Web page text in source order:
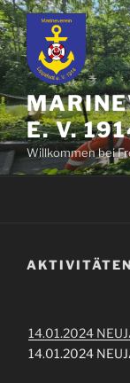
Zum
Inhalt
springen
E. V.
Willkommen bei
AKTIVITÄTEN
14.01.2024
14.01.2024